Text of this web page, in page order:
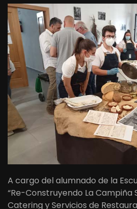
A cargo del alumnado de la
“Re-Construyendo La Campiña
Catering y Servicios de